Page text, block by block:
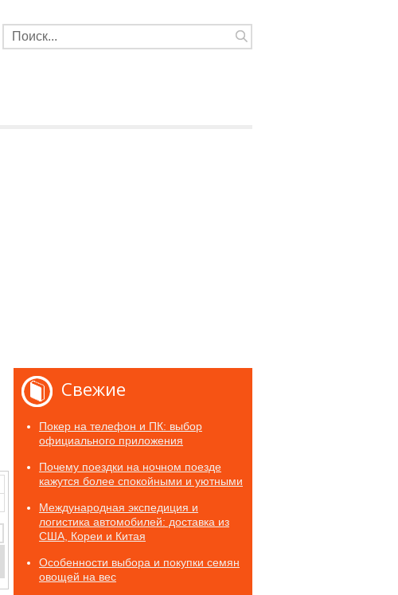
Свежие
Покер на телефон и ПК: выбор
официального приложения
Почему поездки на ночном поезде
кажутся более спокойными и уютными
Международная экспедиция и
логистика автомобилей: доставка из
США, Кореи и Китая
Особенности выбора и покупки семян
овощей на вес